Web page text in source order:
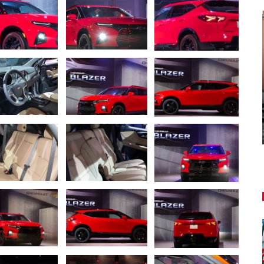
AUTO TESTY
TEST: Lexus UX sa pomaly lúči,
oplatí sa kúpiť ešte…
Peter varga aug 7, 2026 0